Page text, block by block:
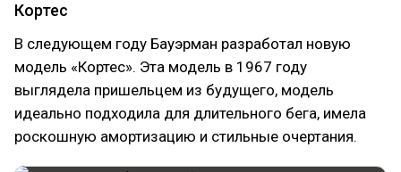
Кортес
В следующем году Бауэрман разработал новую
модель «Кортес». Эта модель в 1967 году
выглядела пришельцем из будущего, модель
идеально подходила для длительного бега, имела
роскошную амортизацию и стильные очертания.